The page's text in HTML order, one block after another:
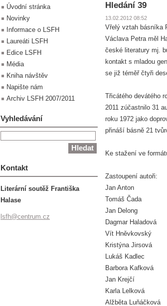
Hledání 39
13.02.2012 08:52
Vřelý vztah básníka
Václava Petra měl
české literatury mj.
kontakt s mladou
se již téměř čtyři
Třicátého devátého
2011 zúčastnilo 31
roku 1972 jako
přináší básně 21
Ke stažení ve
Zastoupení autoři:
Jan Anton
Tomáš Čada
Jan Delong
Dagmar Haladová
Vít Hněvkovský
Kristýna Jirsová
Lukáš Kadlec
Barbora Kafková
Jan Krejčí
Karla Lelková
Alžběta Luňáčková
Úvodní stránka
Novinky
Informace o LSFH
Laureáti LSFH
Edice LSFH
Média
Kniha návštěv
Napište nám
Archiv LSFH 2007/2011
Vyhledávání
Kontakt
Literární soutěž Františka
Halase
lsfh@centrum.cz